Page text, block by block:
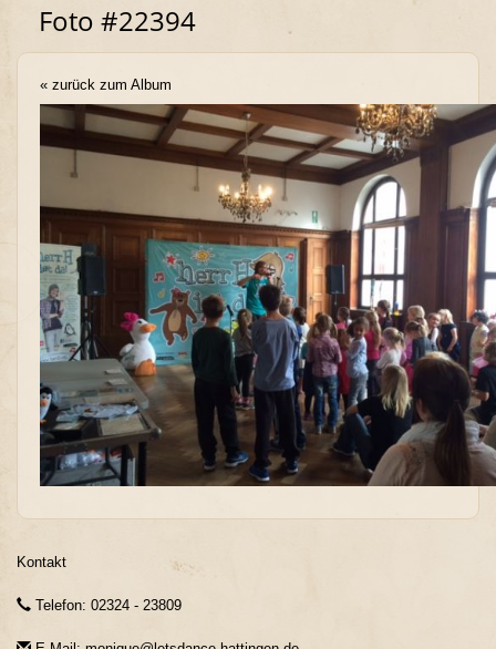
Foto #22394
« zurück zum Album
Kontakt
Telefon: 02324 - 23809